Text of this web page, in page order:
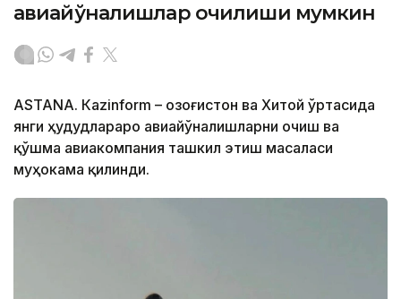
авиайўналишлар очилиши мумкин
ASTANА. Кazinform – Қозоғистон ва Хитой ўртасида
янги ҳудудлараро авиайўналишларни очиш ва
қўшма авиакомпания ташкил этиш масаласи
муҳокама қилинди.